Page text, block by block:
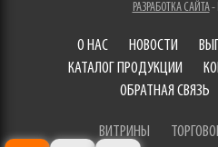
РАЗРАБОТКА САЙТА-
О НАС НОВОСТИ
КАТАЛОГ ПРОДУКЦИИ
ОБРАТНАЯ СВЯЗЬ
ВИТРИНЫ